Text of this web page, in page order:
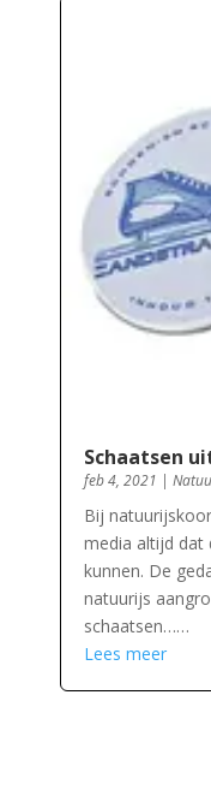
Schaatsen
feb 4, 2021 |
Bij
media altijd dat
kunnen. De
natuurijs
schaatsen……
Lees meer